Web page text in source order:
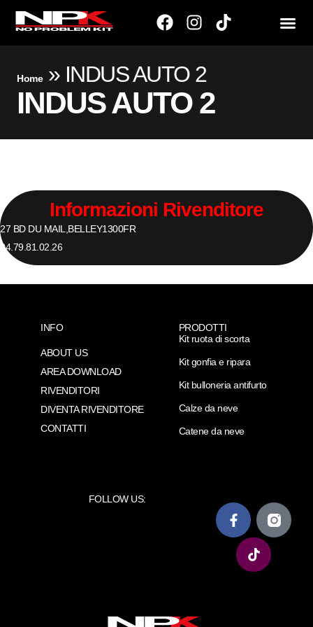
Home» INDUS AUTO 2
INDUS AUTO 2
Informazioni Rivenditore
27 BD DU MAIL, BELLEY1300FR
04.79.81.02.26
INFO
ABOUT US
AREA DOWNLOAD
RIVENDITORI
DIVENTA RIVENDITORE
CONTATTI
PRODOTTI
Kit ruota di scorta
Kit gonfia e ripara
Kit bulloneria antifurto
Calze da neve
Catene da neve
FOLLOW US: